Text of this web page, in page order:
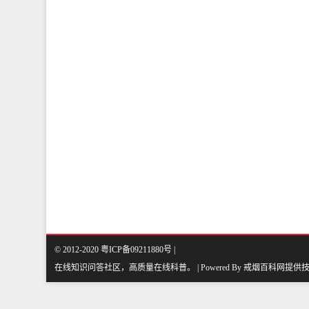
© 2012-2020 粤ICP备09211880号 |
在线知识问答社区，高质量在线科普。 | Powered By 戒烟百科网提供